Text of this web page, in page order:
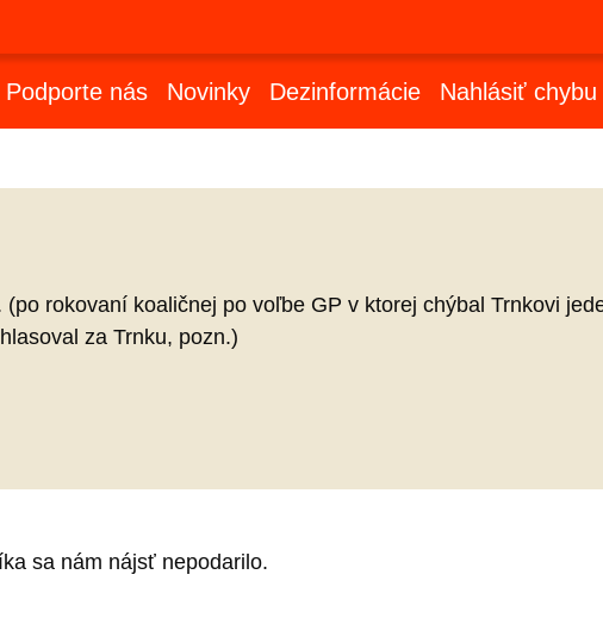
Podporte nás Novinky Dezinformácie Nahlásiť chybu
rokovaní koaličnej po voľbe GP v ktorej chýbal Trnkovi
za Trnku, pozn.)
sa nám nájsť nepodarilo.